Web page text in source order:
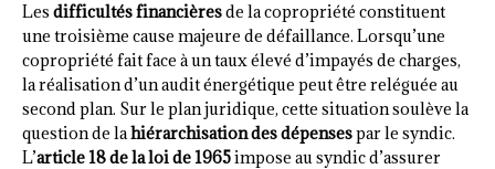
Les difficultés financièresde la copropriété constituent
une troisième cause majeure de défaillance. Lorsqu’une
copropriété fait face à un taux élevé d’impayés de charges,
la réalisation d’un audit énergétique peut être reléguée au
second plan. Sur le plan juridique, cette situation soulève la
question de lahiérarchisation des dépensespar le syndic.
L’article 18 de la loi de 1965impose au syndic d’assurer